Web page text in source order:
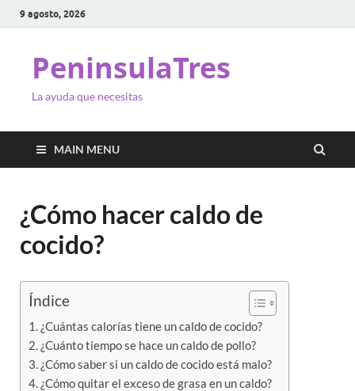
9 agosto, 2026
PeninsulaTres
La ayuda que necesitas
MAIN MENU
¿Cómo hacer caldo de
cocido?
Índice
¿Cuántas calorías tiene un caldo de cocido?
¿Cuánto tiempo se hace un caldo de pollo?
¿Cómo saber si un caldo de cocido está malo?
¿Cómo quitar el exceso de grasa en un caldo?